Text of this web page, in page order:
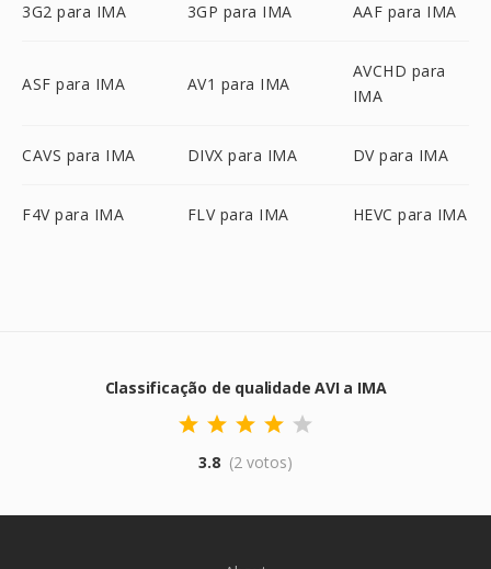
3G2 para IMA 3GP para IMA AAF para IMA
ASF para IMA AV1 para IMA
AVCHD para
IMA
CAVS para IMA DIVX para IMA DV para IMA
F4V para IMA FLV para IMA HEVC para IMA
Classificação de qualidade AVI a IMA
3.8 (2 votos)